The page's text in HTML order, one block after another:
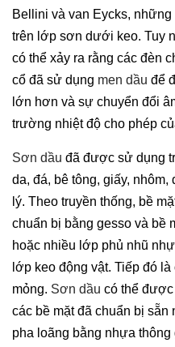
Bellini và van Eycks,
trên lớp sơn dưới keo. Tuy
có thể xảy ra rằng các đèn
cổ đã sử dụng men dầu để
lớn hơn và sự chuyển đổi
trường nhiệt độ cho phép
Sơn dầu đã được sử dụng
da, đá, bê tông, giấy,
lý. Theo truyền thống, bề
chuẩn bị bằng gesso và bề
hoặc nhiều lớp phủ nhũ
lớp keo động vật. Tiếp đó
mỏng. Sơn dầu có thể được
các bề mặt đã chuẩn bị
pha loãng bằng nhựa